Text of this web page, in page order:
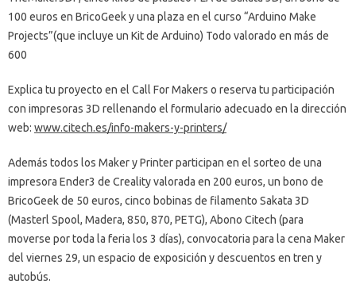
100 euros en BricoGeek y una plaza en el curso “Arduino Make
Projects”(que incluye un Kit de Arduino) Todo valorado en más de
600
Explica tu proyecto en el Call For Makers o reserva tu participación
con impresoras 3D rellenando el formulario adecuado en la dirección
web: www.citech.es/info-makers-y-printers/
Además todos los Maker y Printer participan en el sorteo de una
impresora Ender3 de Creality valorada en 200 euros, un bono de
BricoGeek de 50 euros, cinco bobinas de filamento Sakata 3D
(Masterl Spool, Madera, 850, 870, PETG), Abono Citech (para
moverse por toda la feria los 3 días), convocatoria para la cena Maker
del viernes 29, un espacio de exposición y descuentos en tren y
autobús.